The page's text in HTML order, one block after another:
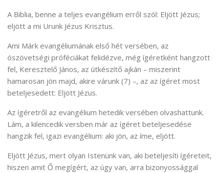
A Biblia, benne a teljes evangélium erről szól: Eljött Jézus;
eljött a mi Urunk Jézus Krisztus.
Ami Márk evangéliumának első hét versében, az
ószövetségi próféciákat felidézve, még ígéretként hangzott
fel, Keresztelő János, az útkészítő ajkán – miszerint
hamarosan jön majd, akire várunk (7) –, az az ígéret most
beteljesedett: Eljött Jézus.
Az ígéretről az evangélium hetedik versében olvashattunk.
Lám, a kilencedik versben már az ígéret beteljesedése
hangzik fel, igazi evangélium: aki jön, az íme, eljött.
Eljött Jézus, mert olyan Istenünk van, aki beteljesíti ígéreteit,
hiszen amit Ő megígért, az úgy van, arra bizonyossággal